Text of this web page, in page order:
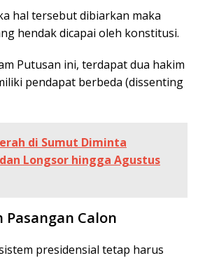
hal tersebut dibiarkan maka
hendak dicapai oleh konstitusi.
Putusan ini, terdapat dua hakim
pendapat berbeda (dissenting
di Sumut Diminta
Longsor hingga Agustus
Pasangan Calon
presidensial tetap harus